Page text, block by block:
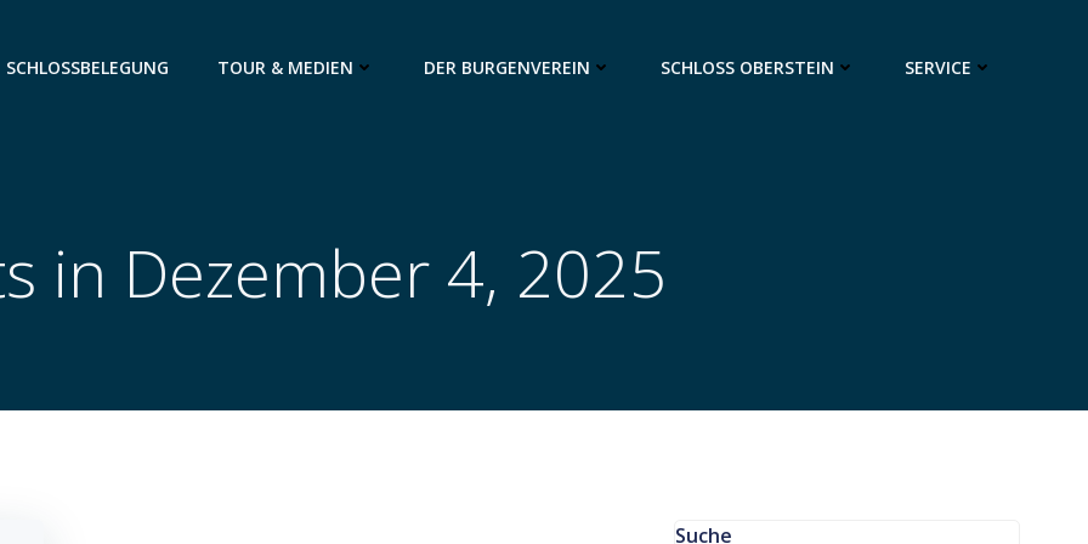
SCHLOSSBELEGUNG TOUR & MEDIEN DER BURGENVEREIN SCHLOSS OBERSTEIN SERVICE
in Dezember 4, 2025
Suche